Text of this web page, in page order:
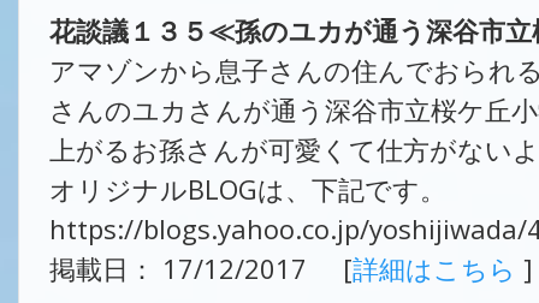
花談議１３５≪孫のユカが通う深谷市
アマゾンから息子さんの住んでおられ
さんのユカさんが通う深谷市立桜ケ丘
上がるお孫さんが可愛くて仕方がない
オリジナルBLOGは、下記です。
https://blogs.yahoo.co.jp/yoshijiwada/
掲載日： 17/12/2017 [詳細はこちら ]